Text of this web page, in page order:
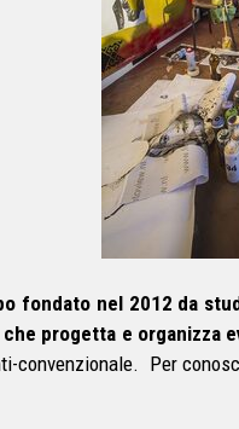
fondato nel 2012 da
che progetta e organizza
convenzionale. Per